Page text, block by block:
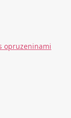
opruzeninami